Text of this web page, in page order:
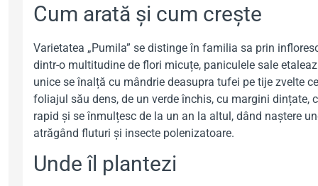
Cum arată și cum crește
Varietatea „Pumila” se distinge în familia sa prin
dintr-o multitudine de flori micuțe, paniculele sale
unice se înalță cu mândrie deasupra tufei pe tije zvelte
foliajul său dens, de un verde închis, cu margini dințate,
rapid și se înmulțesc de la un an la altul, dând naștere
atrăgând fluturi și insecte polenizatoare.
Unde îl plantezi